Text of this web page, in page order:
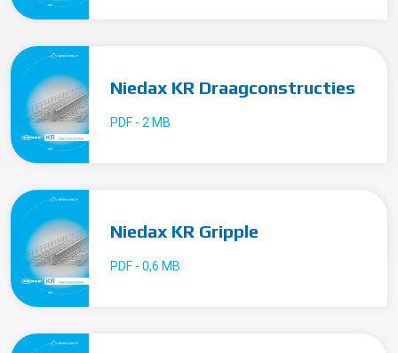
Niedax KR Draagconstructies
PDF - 2 MB
Niedax KR Gripple
PDF - 0,6 MB